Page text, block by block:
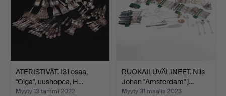
ATERISTIVÄT. 131 osaa,
"Olga", uushopea, H…
Myyty 13 tammi 2022
RUOKAILUVÄLINEET. Nils
Johan "Amsterdam" j…
Myyty 31 maalis 2023